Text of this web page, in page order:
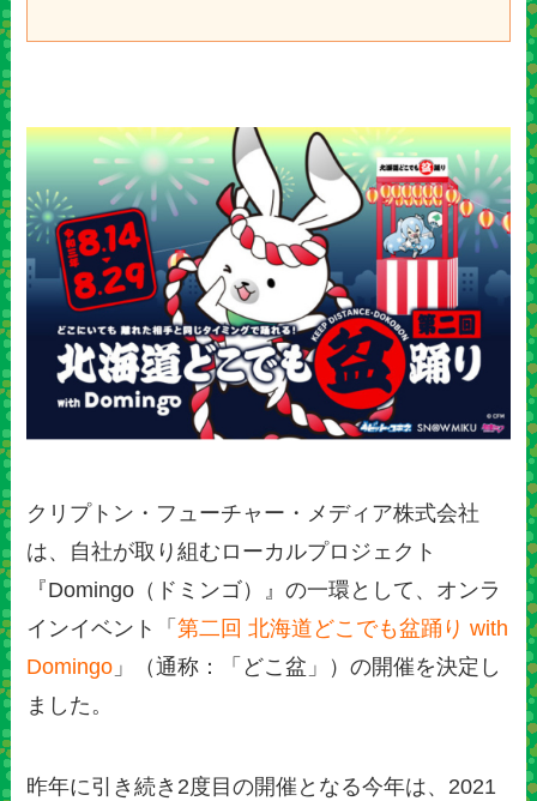
​クリプトン・フューチャー・メディア株式会社
は、自社が取り組むローカルプロジェクト
『Domingo（ドミンゴ）』の一環として、オンラ
インイベント「第二回 北海道どこでも盆踊り with
Domingo 」（通称：「どこ盆」）の開催を決定し
ました。
昨年に引き続き2度目の開催となる今年は、2021